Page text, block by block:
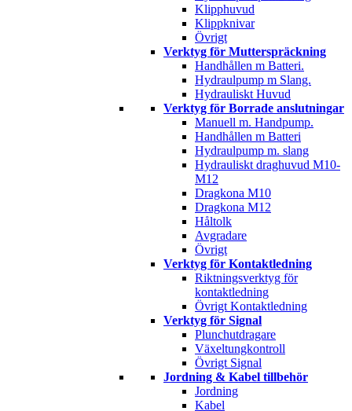
Klipphuvud
Klippknivar
Övrigt
Verktyg för Mutterspräckning
Handhållen m Batteri.
Hydraulpump m Slang.
Hydrauliskt Huvud
Verktyg för Borrade anslutningar
Manuell m. Handpump.
Handhållen m Batteri
Hydraulpump m. slang
Hydrauliskt draghuvud M10-
M12
Dragkona M10
Dragkona M12
Håltolk
Avgradare
Övrigt
Verktyg för Kontaktledning
Riktningsverktyg för
kontaktledning
Övrigt Kontaktledning
Verktyg för Signal
Plunchutdragare
Växeltungkontroll
Övrigt Signal
Jordning & Kabel tillbehör
Jordning
Kabel